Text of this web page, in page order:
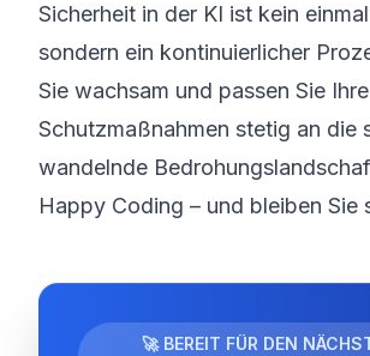
Sicherheit in der KI ist kein
sondern ein kontinuierlicher
Sie wachsam und passen Sie Ihre
Schutzmaßnahmen stetig an die
wandelnde
Happy Coding – und bleiben Sie
🚀 BEREIT FÜR DEN